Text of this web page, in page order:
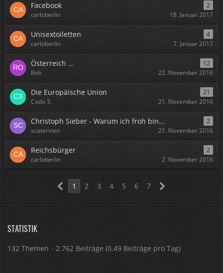
Facebook
2
carloberlin
18. Januar 2017
Unisextoiletten
4
carloberlin
7. Januar 2017
Österreich ...
12
Rob
22. November 2016
Die Europäische Union
21
Codo 3.
21. November 2016
Christoph Sieber - Warum ich froh bin...
2
scatervien
21. November 2016
Reichsbürger
2
carloberlin
2. November 2016
1 2 3 4 5 6 7
STATISTIK
132 Themen 2.762 Beiträge (0,49 Beiträge pro Tag)